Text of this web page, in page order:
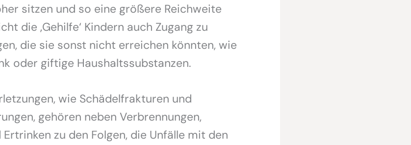
sitzen und so eine größere Reichweite
die ‚Gehilfe‘ Kindern auch Zugang zu
die sie sonst nicht erreichen könnten, wie
oder giftige Haushaltssubstanzen.
wie Schädelfrakturen und
gehören neben Verbrennungen,
zu den Folgen, die Unfälle mit den